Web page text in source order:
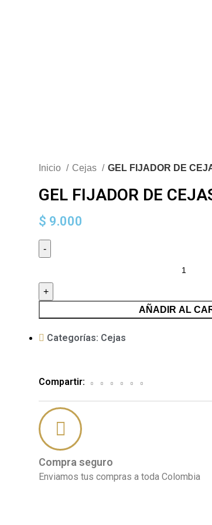
Inicio Cejas GEL FIJADOR DE
GEL FIJADOR DE
$ 9.000
AÑADIR AL
Categorías: Cejas
Compartir:
Compra seguro
Enviamos tus compras a toda Colombia